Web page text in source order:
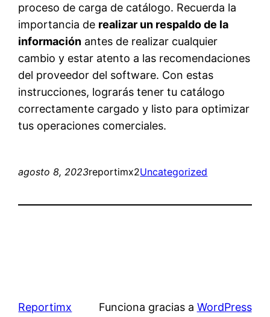
proceso de carga de catálogo. Recuerda la
importancia de realizar un respaldo de la
información antes de realizar cualquier
cambio y estar atento a las recomendaciones
del proveedor del software. Con estas
instrucciones, lograrás tener tu catálogo
correctamente cargado y listo para optimizar
tus operaciones comerciales.
agosto 8, 2023reportimx2Uncategorized
Reportimx Funciona gracias a WordPress